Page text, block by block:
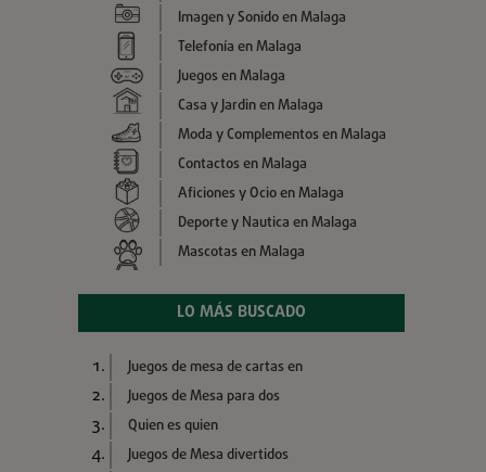
Imagen y Sonido en Malaga
Telefonía en Malaga
Juegos en Malaga
Casa y Jardin en Malaga
Moda y Complementos en Malaga
Contactos en Malaga
Aficiones y Ocio en Malaga
Deporte y Nautica en Malaga
Mascotas en Malaga
LO MÁS BUSCADO
Juegos de mesa de cartas en
Juegos de Mesa para dos
Quien es quien
Juegos de Mesa divertidos